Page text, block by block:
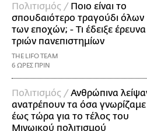
Πολιτισμός / Ποιο είναι το
σπουδαιότερο τραγούδι όλων
των εποχών; - Τι έδειξε έρευνα
τριών πανεπιστημίων
THE LIFO TEAM
6 ΩΡΕΣ ΠΡΙΝ
Πολιτισμός /Ανθρώπινα
ανατρέπουν τα όσα γνωρίζαμε
έως τώρα για το τέλος του
Μινωικού πολιτισμού